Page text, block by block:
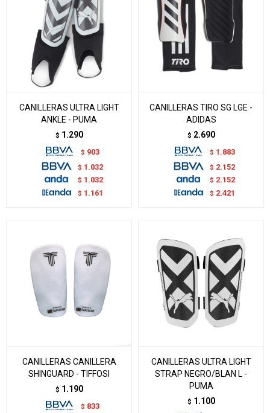
CANILLERAS ULTRA LIGHT
ANKLE - PUMA
$ 1.290
$ 903
$ 1.032
$ 1.032
$ 1.161
CANILLERAS TIRO SG LGE -
ADIDAS
$ 2.690
$ 1.883
$ 2.152
$ 2.152
$ 2.421
CANILLERAS CANILLERA
SHINGUARD - TIFFOSI
$ 1.190
$ 833
CANILLERAS ULTRA LIGHT
STRAP NEGRO/BLAN L -
PUMA
$ 1.100